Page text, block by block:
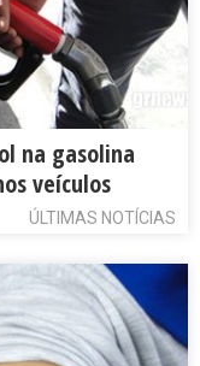
na gasolina
veículos
ÚLTIMAS NOTÍCIAS